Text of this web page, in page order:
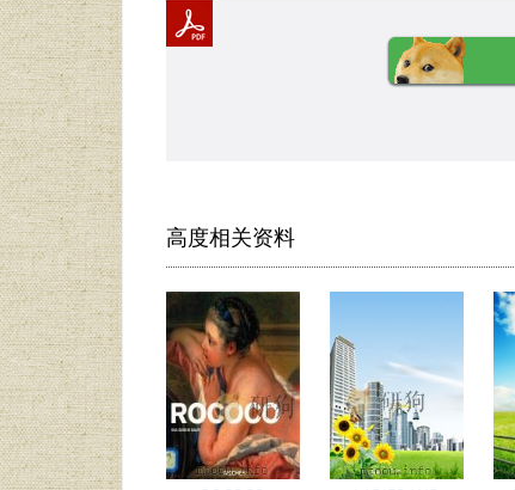
高度相关资料